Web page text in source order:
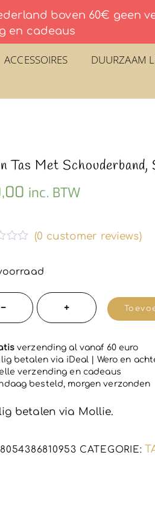
boven 60€ geen
en cadeaus
ACCESSOIRES DUURZAAM
Tas Met Schouderband,
inc. BTW
(0 customer reviews)
−
Leren
Tas
Schouderband,
suède
tas
dames
+
verzending al vanaf 60 euro
betalen via iDeal | Wero en
verzending en cadeaus
besteld, morgen verzonden
8054386810953 CATEGORIE: